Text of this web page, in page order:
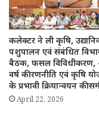
कलेक्टर ने ली कृषि,
पशुपालन एवं संबंधित
बैठक, फसल विविधीकरण,
वर्ष की रणनीति एवं कृषि
के प्रभावी क्रियान्वयन की
April 22, 2026